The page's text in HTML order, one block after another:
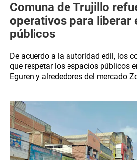
Comuna de Trujillo
operativos para liberar
públicos
De acuerdo a la autoridad edil, los
que respetar los espacios públicos
Eguren y alrededores del mercado